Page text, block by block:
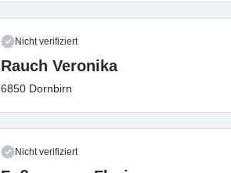
Nicht verifiziert
Rauch Veronika
6850 Dornbirn
Nicht verifiziert